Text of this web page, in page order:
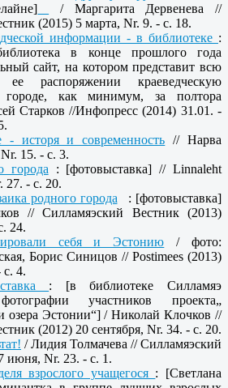
/ Маргарита Дервенева //
(2015) 5 марта, Nr. 9. - c. 18.
информации - в библиотеке :
в конце прошлого года
сайт, на котором представит всю
распоряжении краеведческую
как минимум, за полтора
Старков //Инфопресс (2014) 31.01. -
- исторя и современность // Нарва
15. - c. 3.
города: [фотовыставка] // Linnaleht
27. - c. 20.
родного города: [фотовыставка]
// Силламяэский Вестник (2013)
24.
себя и Эстонию / фото:
Борис Синицов // Postimees (2013)
с. 4.
: [в библиотеке Силламяэ
участников проекта„
озера Эстонии“] / Николай Клочков //
(2012) 20 сентября, Nr. 34. - c. 20.
/ Лидия Толмачева // Силламяэский
июня, Nr. 23. - c. 1.
взрослого учащегося : [Светлана